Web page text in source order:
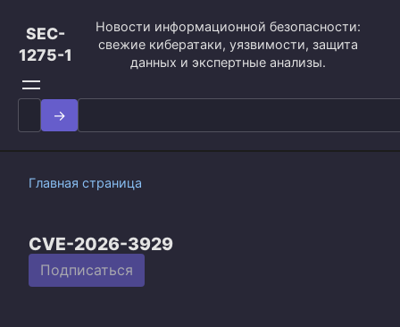
контенту
SEC-
1275-1
Новости информационной безопасности:
свежие кибератаки, уязвимости, защита
данных и экспертные анализы.
Search
for:
Главная страница
CVE-2026-3929
Подписаться